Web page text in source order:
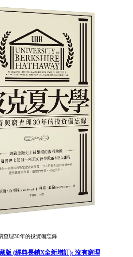
查理30年的投資備忘錄
版 (經典長銷X全新增訂): 沒有窮理